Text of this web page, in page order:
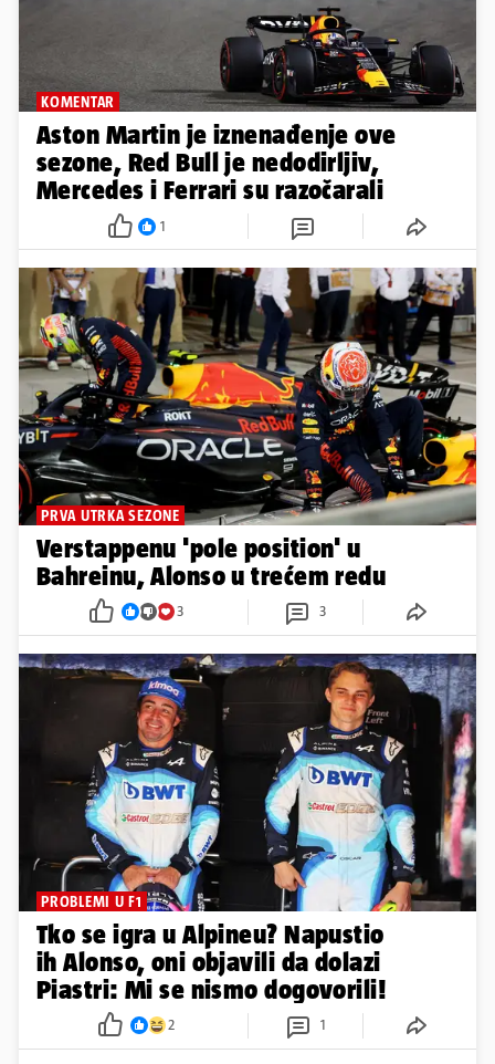
KOMENTAR
Aston Martin je iznenađenje ove
sezone, Red Bull je nedodirljiv,
Mercedes i Ferrari su razočarali
1
PRVA UTRKA SEZONE
Verstappenu 'pole position' u
Bahreinu, Alonso u trećem redu
3 3
PROBLEMI U F1
Tko se igra u Alpineu? Napustio
ih Alonso, oni objavili da dolazi
Piastri: Mi se nismo dogovorili!
2 1